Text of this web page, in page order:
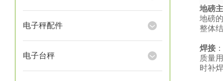
电子秤配件
电子台秤
地磅
地磅
整体
焊接
质量
时补